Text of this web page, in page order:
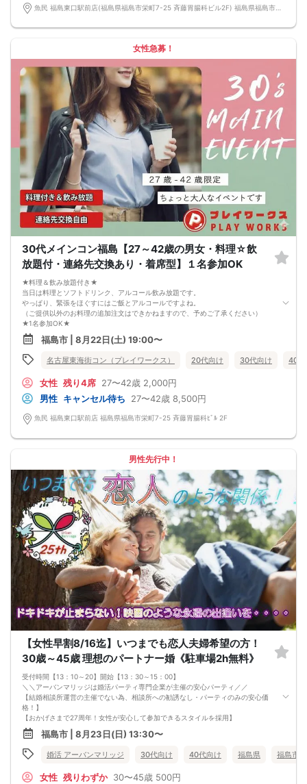
■中止判断タイミング
前日20時、または開催6時間前の時点で最少開催人数に満たない場合
■飲食
→ お酒が飲めない方にはソフトドリンクも豊富にご用意しています！
女性急募！
30代メインコン福島【27～42歳の男女・料理☆飲
放題付・連絡先交換あり・着席型】１名参加OK
★料理＆飲み放題付き★
当日は料理とソフトドリンク、アルコール飲み放題です。
やっぱり、緊張をほぐすにはご飯とアルコールですよね。
（ご提供以外のお料理の追加注文はできかねますので、予めご了承ください）
★1名参加OK★
他の1名参加の方とペアになりますし、友達作りにも最適です。
基本的には２：２のグループトークとなります。
（１：１でのトークはございませんので、予めご了承ください）
★プロフィールカードにより会話のキッカケもバッチリ★
なんてことは絶対ありません！
プロフィールカードを活用し、「はじめまして」から会話を楽しみましょう。
★完全着席型・連絡先交換は自由★
完全着席型で席替えはできる限り行います。
席替えの５分前には連絡先交換を促すアナウンスをいたしますので、「連絡先交
1. ２名様以上でのご参加は必ず同性同士でお申し込みください。
2. 服装の指定はございません。多くのお客様はカジュアルな格好でおこしになら
れています。
3. 開催判断はイベント前日の時点で男性３名・女性３名以上のお申し込みからに
なりますが、当日に参加者のキャンセルで比率が崩れた場合や開催判断人数を下
回った場合、一切返金などの保証はいたしませんのでご了承ください。
4. イベントページ内の「お申し込み状況」等はキャンセルなどで当日の参加人
数、男女比率と異なる可能性がございます。
5. 当日は店舗の外ではなく店舗内で受付いたします。店内に入り店員に「街コン
で来た」旨をお伝えください。
6. お釣りの用意はございませんので、出ないようにご準備お願いします。
7. 当日は年齢確認のできる身分証をお持ちください。イベントの対象年齢でない
ことが発覚した場合、参加費を全額徴収し返金はいたしかねます。
8. 15分以上の遅刻はキャンセルとみなす可能性があります。
9. 当日受付にお越しになってからのキャンセル、途中キャンセルは出来ません。
10. イベント中止に伴うユーザーへの返金額は、チケット代金となり、交通費、宿
泊費、通信費等の返金は行いません。
11. 領収書の発行はいたしかねます。
お申し込みが完了した時点で上記すべての事項に同意したと判断いたします。
8/22(土)30代メイン夜コン福島
福島市 | 8月22日(土) 19:00〜
名古屋東海街コン（プレイワークス） 20代向け 30代向け 40代
女性 残り4席 27〜42歳 2,000円
男性 キャンセル待ち 27〜42歳 8,500円
魚民 福島東口駅前店 福島県福島市栄町7-25 斉藤胃腸科ﾋﾞﾙ 2F
男性先行中！
【女性早割8/16迄】いつまでも恋人夫婦希望の方！
30歳～45歳 理想のパートナー婚《駐車場2h無料》
受付時間【13：10～20】開始【13：30～15：00】
＼＼アーバンマリッジは婚活パーティ専門企業が主催の安心パーティ／／
【結婚相談所運営の主催でない為、相談所への勧誘なし・パーティのみの安心価
格！】
【おかげさまで27周年！女性が安心して参加できるスタイルを採用】
・フリータイムなし・人前での告白なし
・女性の移動なし
・女性先退出の出待ちNG対応
・連絡先交換自由・交換強要NG 等
◆◇第一印象はシステム分析で明瞭なカップル指名サポート※オリジナル 天使の
福島市 | 8月23日(日) 13:30〜
婚活 アーバンマリッジ 30代向け 40代向け 福島県 福島市
女性 残りわずか 30〜45歳 500円